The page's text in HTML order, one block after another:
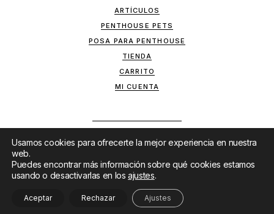
ARTÍCULOS
PENTHOUSE PETS
POSA PARA PENTHOUSE
TIENDA
CARRITO
MI CUENTA
Usamos cookies para ofrecerte la mejor experiencia en nuestra
web.
Puedes encontrar más información sobre qué cookies estamos
usando o desactivarlas en losajustes.
Aceptar Rechazar Ajustes